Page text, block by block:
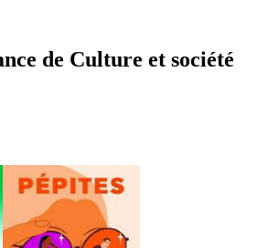
de Culture et société